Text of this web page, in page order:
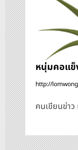
หนุ่มคอแข็
http://
คนเขียนข่า